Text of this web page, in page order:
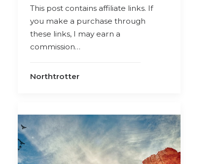
This post contains affiliate links. If
you make a purchase through
these links, I may earn a
commission…
Northtrotter